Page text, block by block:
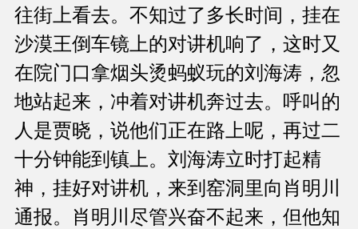
往街上看去。不知过了多长时间，挂在
沙漠王倒车镜上的对讲机响了，这时又
在院门口拿烟头烫蚂蚁玩的刘海涛，忽
地站起来，冲着对讲机奔过去。呼叫的
人是贾晓，说他们正在路上呢，再过二
十分钟能到镇上。刘海涛立时打起精
神，挂好对讲机，来到窑洞里向肖明川
通报。肖明川尽管兴奋不起来，但他知